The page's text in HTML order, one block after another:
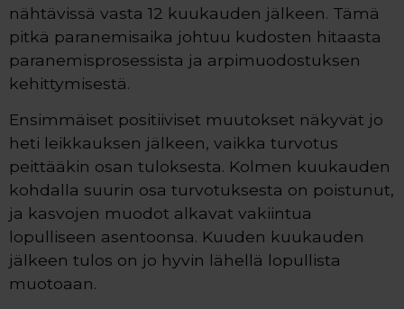
nähtävissä vasta 12 kuukauden jälkeen. Tämä
pitkä paranemisaika johtuu kudosten hitaasta
paranemisprosessista ja arpimuodostuksen
kehittymisestä.
Ensimmäiset positiiviset muutokset näkyvät jo
heti leikkauksen jälkeen, vaikka turvotus
peittääkin osan tuloksesta. Kolmen kuukauden
kohdalla suurin osa turvotuksesta on poistunut,
ja kasvojen muodot alkavat vakiintua
lopulliseen asentoonsa. Kuuden kuukauden
jälkeen tulos on jo hyvin lähellä lopullista
muotoaan.